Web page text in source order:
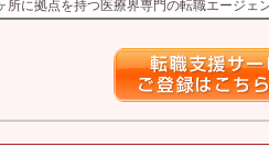
所に拠点を持つ医療界専門の転職エージェ